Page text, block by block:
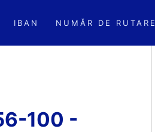
IBAN NUMĂR DE RUTARE
100 -